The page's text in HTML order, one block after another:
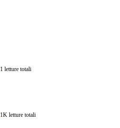
1 letture totali
1K letture totali